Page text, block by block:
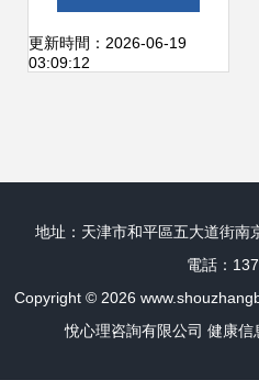
發布 城際分類
更新時間：2026-06-19
03:09:12
地址：天津市和平區五大道街南
電話：
Copyright © 2026
悅心理咨詢有限公司 健康信